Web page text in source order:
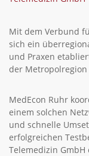
Mit dem Verbund
sich ein
und Praxen
der
MedEcon Ruhr
einem solchen
und schnelle
erfolgreichen
Telemedizin